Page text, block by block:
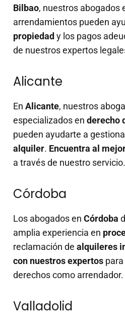
Bilbao, nuestros abogados
arrendamientos pueden
propiedad y los pagos
de nuestros expertos
Alicante
En Alicante, nuestros
especializados en derecho
pueden ayudarte a
alquiler. Encuentra al
a través de nuestro servicio.
Córdoba
Los abogados en Córdoba
amplia experiencia en
reclamación de alquileres
con nuestros expertos
derechos como arrendador.
Valladolid